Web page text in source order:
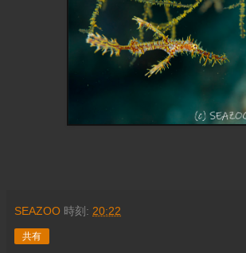
SEAZOO 時刻: 20:22
共有